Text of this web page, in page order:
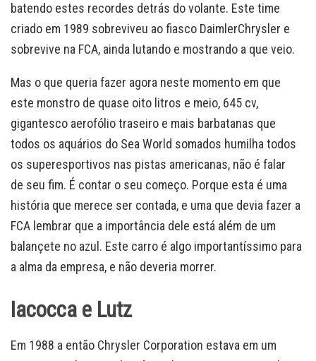
batendo estes recordes detrás do volante. Este time
criado em 1989 sobreviveu ao fiasco DaimlerChrysler e
sobrevive na FCA, ainda lutando e mostrando a que veio.
Mas o que queria fazer agora neste momento em que
este monstro de quase oito litros e meio, 645 cv,
gigantesco aerofólio traseiro e mais barbatanas que
todos os aquários do Sea World somados humilha todos
os superesportivos nas pistas americanas, não é falar
de seu fim. É contar o seu começo. Porque esta é uma
história que merece ser contada, e uma que devia fazer a
FCA lembrar que a importância dele está além de um
balançete no azul. Este carro é algo importantíssimo para
a alma da empresa, e não deveria morrer.
Iacocca e Lutz
Em 1988 a então Chrysler Corporation estava em um